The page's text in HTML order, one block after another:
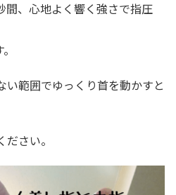
間、心地よく響く強さで指圧
範囲でゆっくり首を動かすと
さい。